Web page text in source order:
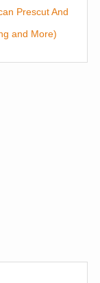
Prescut And
and More)